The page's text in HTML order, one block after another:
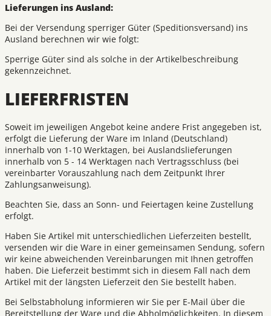
Lieferungen ins Ausland:
Bei der Versendung sperriger Güter (Speditionsversand) ins
Ausland berechnen wir wie folgt:
Sperrige Güter sind als solche in der Artikelbeschreibung
gekennzeichnet.
LIEFERFRISTEN
Soweit im jeweiligen Angebot keine andere Frist angegeben ist,
erfolgt die Lieferung der Ware im Inland (Deutschland)
innerhalb von 1-10 Werktagen, bei Auslandslieferungen
innerhalb von 5 - 14 Werktagen nach Vertragsschluss (bei
vereinbarter Vorauszahlung nach dem Zeitpunkt Ihrer
Zahlungsanweisung).
Beachten Sie, dass an Sonn- und Feiertagen keine Zustellung
erfolgt.
Haben Sie Artikel mit unterschiedlichen Lieferzeiten bestellt,
versenden wir die Ware in einer gemeinsamen Sendung, sofern
wir keine abweichenden Vereinbarungen mit Ihnen getroffen
haben. Die Lieferzeit bestimmt sich in diesem Fall nach dem
Artikel mit der längsten Lieferzeit den Sie bestellt haben.
Bei Selbstabholung informieren wir Sie per E-Mail über die
Bereitstellung der Ware und die Abholmöglichkeiten. In diesem